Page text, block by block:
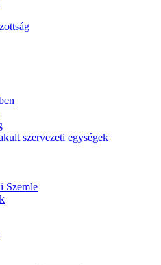
szervezeti egységek
Szemle